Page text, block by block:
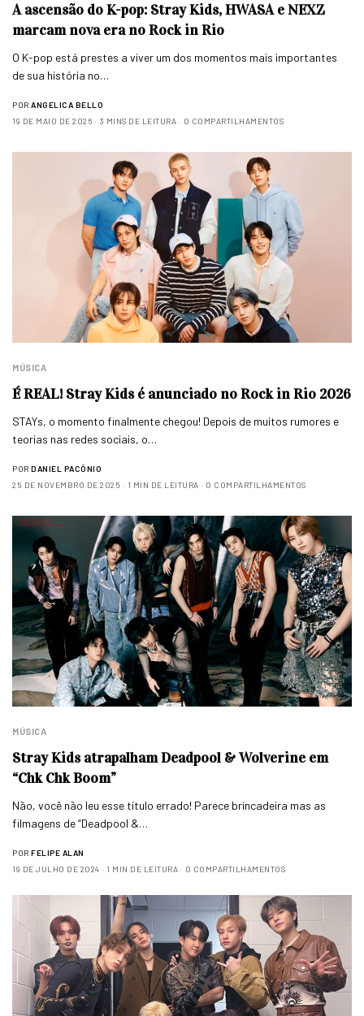
A ascensão do K-pop: Stray Kids, HWASA e NEXZ
marcam nova era no Rock in Rio
O K-pop está prestes a viver um dos momentos mais importantes
de sua história no…
POR ANGELICA BELLO
19 DE MAIO DE 2026
3 MINS DE LEITURA 0 COMPARTILHAMENTOS
MÚSICA
É REAL! Stray Kids é anunciado no Rock in Rio 2026
STAYs, o momento finalmente chegou! Depois de muitos rumores e
teorias nas redes sociais, o…
POR DANIEL PACÔNIO
25 DE NOVEMBRO DE 2025
1 MIN DE LEITURA 0 COMPARTILHAMENTOS
MÚSICA
Stray Kids atrapalham Deadpool & Wolverine em
“Chk Chk Boom”
Não, você não leu esse título errado! Parece brincadeira mas as
filmagens de “Deadpool &…
POR FELIPE ALAN
19 DE JULHO DE 2024
1 MIN DE LEITURA 0 COMPARTILHAMENTOS